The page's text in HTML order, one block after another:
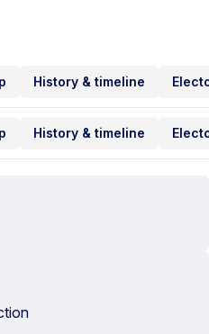
History & timeline
History & timeline